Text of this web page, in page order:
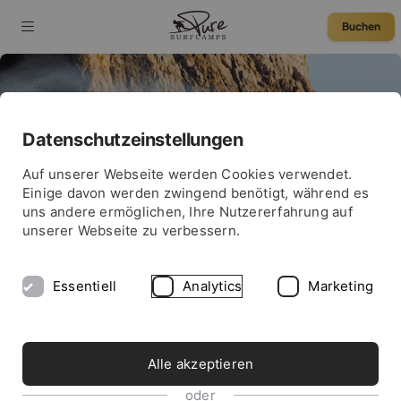
Buchen
SURF-GUIDE PORTUGAL
Datenschutzeinstellungen
Auf unserer Webseite werden Cookies verwendet.
Einige davon werden zwingend benötigt, während es
uns andere ermöglichen, Ihre Nutzererfahrung auf
unserer Webseite zu verbessern.
Essentiell Analytics Marketing
Alle akzeptieren
oder